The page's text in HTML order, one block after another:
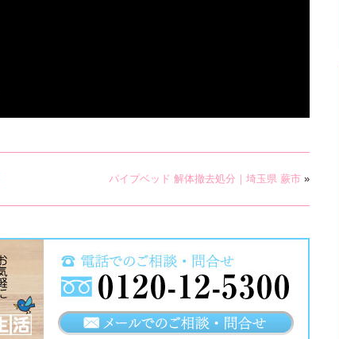
パイプベッド 解体撤去処分｜埼玉県 蕨市 »